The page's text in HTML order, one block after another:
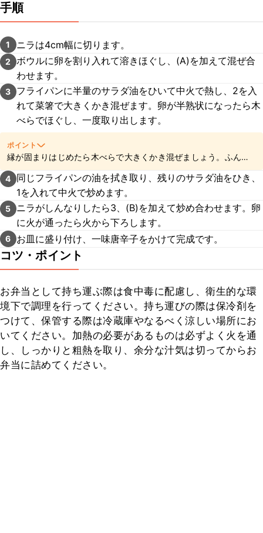
手順
1 ニラは4cm幅に切ります。
2
ボウルに卵を割り入れて溶きほぐし、(A)を加えて混ぜ合
わせます。
3
フライパンに半量のサラダ油をひいて中火で熱し、2を入
れて菜箸で大きくかき混ぜます。卵が半熟状になったら木
べらでほぐし、一度取り出します。
ポイント
縁が固まりはじめたら木べらで大きくかき混ぜましょう。ふんわ
り仕上がりますよ。
4
同じフライパンの油を拭き取り、残りのサラダ油をひき、
1を入れて中火で炒めます。
5
ニラがしんなりしたら3、(B)を加えて炒め合わせます。卵
に火が通ったら火から下ろします。
6 お皿に盛り付け、一味唐辛子をかけて完成です。
コツ・ポイント
お弁当として持ち運ぶ際は食中毒に配慮し、衛生的な環
境下で調理を行ってください。持ち運びの際は保冷剤を
つけて、保管する際は冷蔵庫やなるべく涼しい場所にお
いてください。加熱の必要があるものは必ずよく火を通
し、しっかりと粗熱を取り、余分な汁気は切ってからお
弁当に詰めてください。